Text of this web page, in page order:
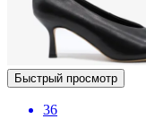
Быстрый просмотр
36